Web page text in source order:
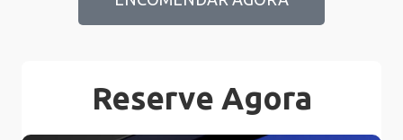
Reserve Agora